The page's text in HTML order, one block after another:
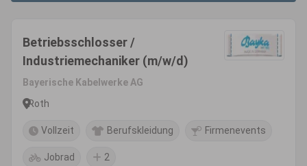
Betriebsschlosser /
Industriemechaniker (m/w/d)
Bayerische Kabelwerke AG
Roth
Vollzeit Berufskleidung Firmenevents
Jobrad 2